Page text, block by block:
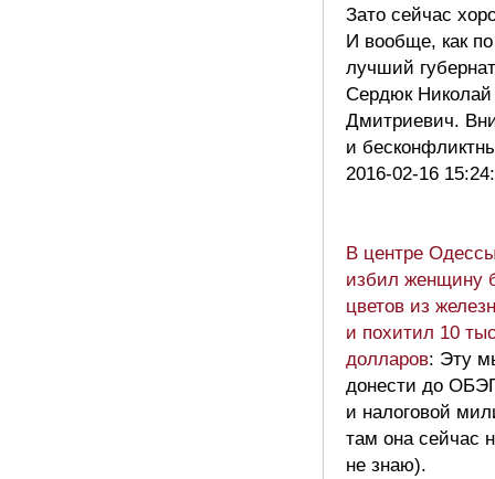
Зато сейчас
И вообще, как
лучший
Сердюк Николай
Дмитриевич.
и
2016-02-16
В центре
избил женщину
цветов из
и похитил 10
долларов: Эту
донести до
и налоговой
там она сейчас
не знаю).